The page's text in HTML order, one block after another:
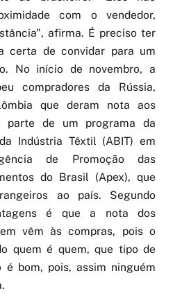
do brasileiro. "Eles não
com o vendedor,
afirma. É preciso ter
certa de convidar para um
No início de novembro, a
compradores da Rússia,
que deram nota aos
parte de um programa da
Indústria Têxtil (ABIT) em
de Promoção das
do Brasil (Apex), que
ao país. Segundo
é que a nota dos
vêm às compras, pois o
quem é quem, que tipo de
é bom, pois, assim ninguém